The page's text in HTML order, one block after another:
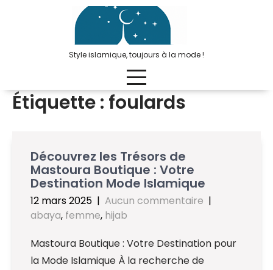
Style islamique, toujours à la mode !
Étiquette : foulards
Découvrez les Trésors de
Mastoura Boutique : Votre
Destination Mode Islamique
12 mars 2025 | Aucun commentaire |
abaya, femme, hijab
Mastoura Boutique : Votre Destination pour
la Mode Islamique À la recherche de